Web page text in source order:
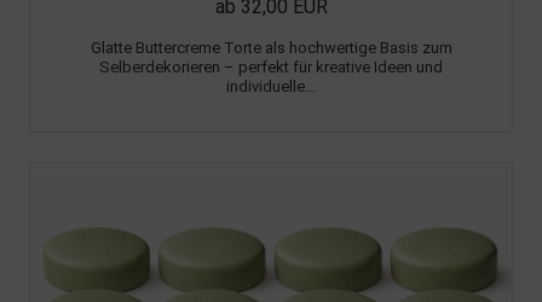
ab 32,00 EUR
Glatte Buttercreme Torte als hochwertige Basis zum
Selberdekorieren – perfekt für kreative Ideen und
individuelle...